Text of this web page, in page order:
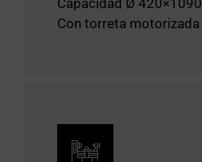
Capacidad Ø 420×1090
Con torreta motorizada